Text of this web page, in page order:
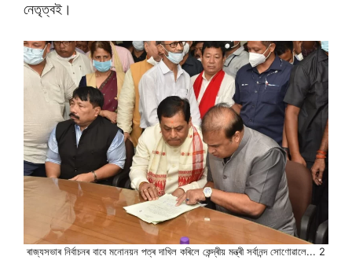
নেতৃত্বই।
ৰাজ্যসভাৰ নিৰ্বাচনৰ বাবে মনোনয়ন পত্ৰ দাখিল কৰিলে কেন্দ্ৰীয় মন্ত্ৰী সৰ্বানন্দ সোণোৱালে... 2